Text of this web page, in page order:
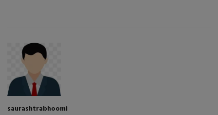
saurashtrabhoomi